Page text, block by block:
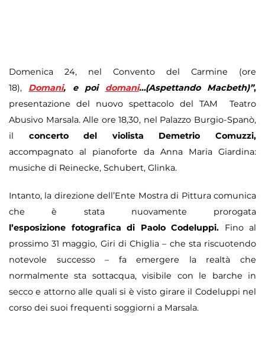
Domenica 24, nel Convento del Carmine (ore
18), Domani, e poi domani…(Aspettando Macbeth)”,
presentazione del nuovo spettacolo del TAM  Teatro
Abusivo Marsala. Alle ore 18,30, nel Palazzo Burgio-Spanò,
il concerto del violista Demetrio Comuzzi,
accompagnato al pianoforte da Anna Maria Giardina:
musiche di Reinecke, Schubert, Glinka.
Intanto, la direzione dell’Ente Mostra di Pittura comunica
che è stata nuovamente prorogata
l’esposizione fotografica di Paolo Codeluppi. Fino al
prossimo 31 maggio, Giri di Chiglia – che sta riscuotendo
notevole successo – faemergere la realtà che
normalmente sta sottacqua, visibile con le barche in
secco e attorno alle quali si è visto girare il Codeluppi nel
corso dei suoi frequenti soggiorni a Marsala.